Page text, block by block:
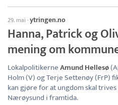
29. mai ·ytringen.no
Hanna, Patrick og
mening om
LokalpolitikerneAmund Hellesø
Holm (V) og Terje Settenøy (FrP)
kan gjøre for at ungdom skal
Nærøysund i framtida.